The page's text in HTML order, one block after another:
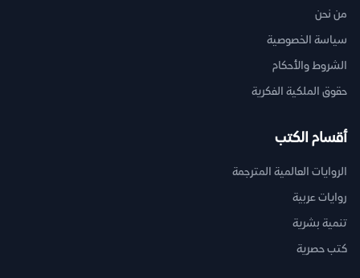
من نحن
سياسة الخصوصية
الشروط والأحكام
حقوق الملكية الفكرية
أقسام الكتب
الروايات العالمية المترجمة
روايات عربية
تنمية بشرية
كتب حصرية